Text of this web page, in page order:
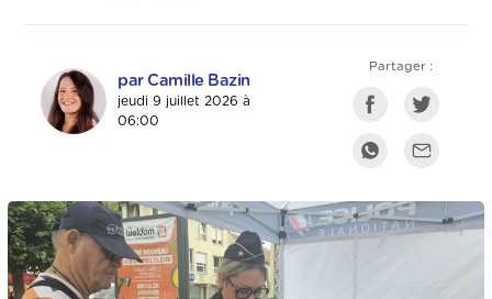
par Camille Bazin
jeudi 9 juillet 2026 à
06:00
Partager :